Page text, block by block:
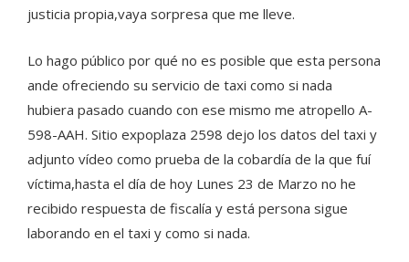
justicia propia,vaya sorpresa que me lleve.
Lo hago público por qué no es posible que esta persona
ande ofreciendo su servicio de taxi como si nada
hubiera pasado cuando con ese mismo me atropello A-
598-AAH. Sitio expoplaza 2598 dejo los datos del taxi y
adjunto vídeo como prueba de la cobardía de la que fuí
víctima,hasta el día de hoy Lunes 23 de Marzo no he
recibido respuesta de fiscalía y está persona sigue
laborando en el taxi y como si nada.